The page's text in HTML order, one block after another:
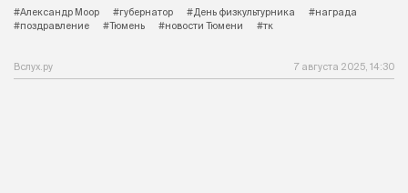
#Александр Моор
#губернатор #День физкультурника
#награда
#поздравление
#Тюмень #новости Тюмени #тк
Вслух.ру 7 августа 2025, 14:30